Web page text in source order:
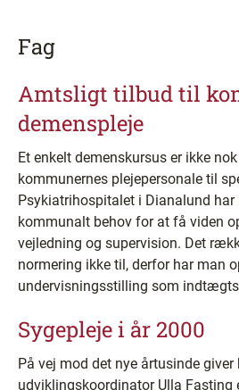
Fag
Amtsligt tilbud til
demenspleje
Et enkelt demenskursus er ikke
kommunernes plejepersonale til
Psykiatrihospitalet i Dianalund
kommunalt behov for at få viden
vejledning og supervision. Det
normering ikke til, derfor har man
undervisningsstilling som
Sygepleje i år 2000
På vej mod det nye årtusinde giver
udviklingskoordinator Ulla Fasting